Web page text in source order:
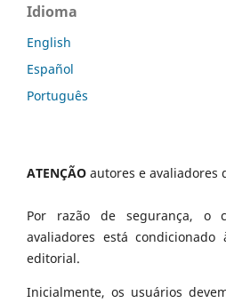
Idioma
English
Español
Português
ATENÇÃO autores e avaliadores
Por razão de segurança, o
avaliadores está
editorial.
Inicialmente, os usuários